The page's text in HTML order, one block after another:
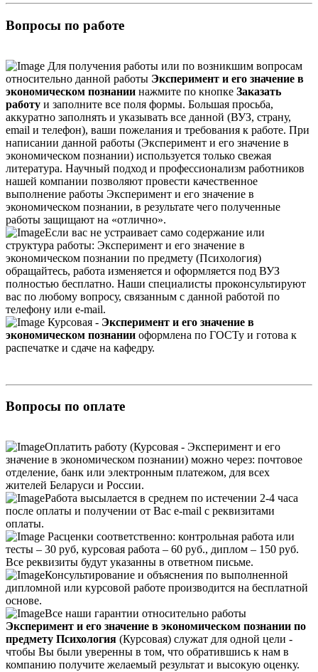
Вопросы по работе
Для получения работы или по возникшим вопросам
относительно данной работы Эксперимент и его значение в
экономическом познании нажмите по кнопке Заказать
работу и заполните все поля формы. Большая просьба,
аккуратно заполнять и указывать все данной (ВУЗ, страну,
email и телефон), ваши пожелания и требования к работе. При
написании данной работы (Эксперимент и его значение в
экономическом познании) используется только свежая
литература. Научный подход и профессионализм работников
нашей компании позволяют провести качественное
выполнение работы Эксперимент и его значение в
экономическом познании, в результате чего полученные
работы защищают на «отлично».
Если вас не устраивает само содержание или
структура работы: Эксперимент и его значение в
экономическом познании по предмету (Психология)
обращайтесь, работа изменяется и оформляется под ВУЗ
полностью бесплатно. Наши специалисты проконсультируют
вас по любому вопросу, связанным с данной работой по
телефону или e-mail.
Курсовая - Эксперимент и его значение в
экономическом познании оформлена по ГОСТу и готова к
распечатке и сдаче на кафедру.
Вопросы по оплате
Оплатить работу (Курсовая - Эксперимент и его
значение в экономическом познании) можно через: почтовое
отделение, банк или электронным платежом, для всех
жителей Беларуси и России.
Работа высылается в среднем по истечении 2-4 часа
после оплаты и получении от Вас e-mail с реквизитами
оплаты.
Расценки соответственно: контрольная работа или
тесты – 30 руб, курсовая работа – 60 руб., диплом – 150 руб.
Все реквизиты будут указанны в ответном письме.
Консультирование и объяснения по выполненной
дипломной или курсовой работе производится на бесплатной
основе.
Все наши гарантии относительно работы
Эксперимент и его значение в экономическом познании по
предмету Психология (Курсовая) служат для одной цели -
чтобы Вы были уверенны в том, что обратившись к нам в
компанию получите желаемый результат и высокую оценку.